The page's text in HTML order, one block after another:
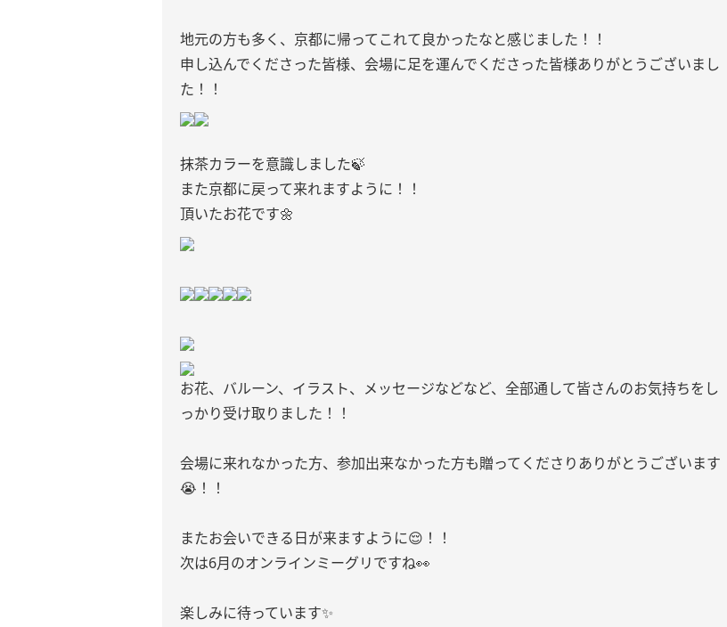
地元の方も多く、京都に帰ってこれて良かったなと感じました！！
申し込んでくださった皆様、会場に足を運んでくださった皆様ありがとうございまし
た！！
抹茶カラーを意識しました🍃
また京都に戻って来れますように！！
頂いたお花です🌼
お花、バルーン、イラスト、メッセージなどなど、全部通して皆さんのお気持ちをし
っかり受け取りました！！
会場に来れなかった方、参加出来なかった方も贈ってくださりありがとうございます
😭！！
またお会いできる日が来ますように😌！！
次は6月のオンラインミーグリですね👀
楽しみに待っています✨